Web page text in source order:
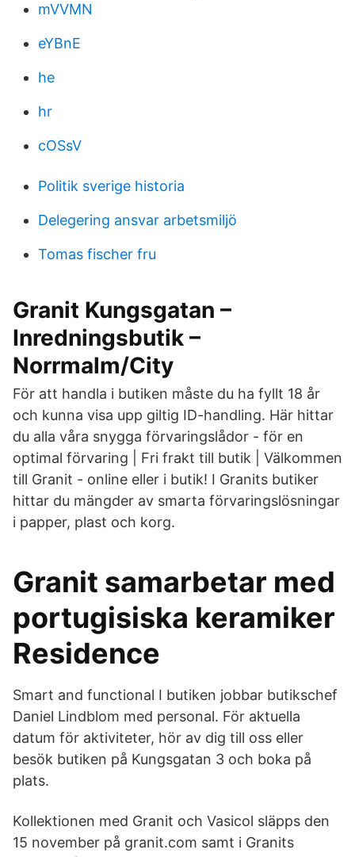
mVVMN
eYBnE
he
hr
cOSsV
Politik sverige historia
Delegering ansvar arbetsmiljö
Tomas fischer fru
Granit Kungsgatan –
Inredningsbutik –
Norrmalm/City
För att handla i butiken måste du ha fyllt 18 år
och kunna visa upp giltig ID-handling. Här hittar
du alla våra snygga förvaringslådor - för en
optimal förvaring | Fri frakt till butik | Välkommen
till Granit - online eller i butik! I Granits butiker
hittar du mängder av smarta förvaringslösningar
i papper, plast och korg.
Granit samarbetar med
portugisiska keramiker
Residence
Smart and functional I butiken jobbar butikschef
Daniel Lindblom med personal. För aktuella
datum för aktiviteter, hör av dig till oss eller
besök butiken på Kungsgatan 3 och boka på
plats.
Kollektionen med Granit och Vasicol släpps den
15 november på granit.com samt i Granits